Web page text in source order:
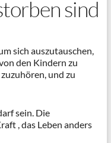
sind
sich auszutauschen,
den Kindern zu
und zu
sein. Die
, das Leben anders